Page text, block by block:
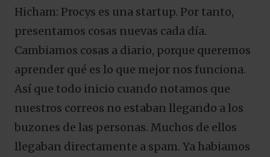
Hicham: Procys es una startup. Por tanto,
presentamos cosas nuevas cada día.
Cambiamos cosas a diario, porque queremos
aprender qué es lo que mejor nos funciona.
Así que todo inicio cuando notamos que
nuestros correos no estaban llegando a los
buzones de las personas. Muchos de ellos
llegaban directamente a spam. Ya habiamos